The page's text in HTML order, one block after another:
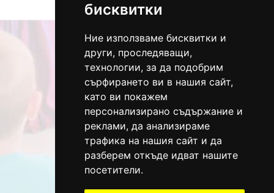
бисквитки
Ние използваме бисквитки и
други, проследяващи,
технологии, за да подобрим
сърфирането ви в нашия сайт,
като ви покажем
персонализирано съдържание и
реклами, да анализираме
трафика на нашия сайт и да
разберем откъде идват нашите
посетители.
Адрес:
Варна, ж.к. „Възраждане“ до бл.53